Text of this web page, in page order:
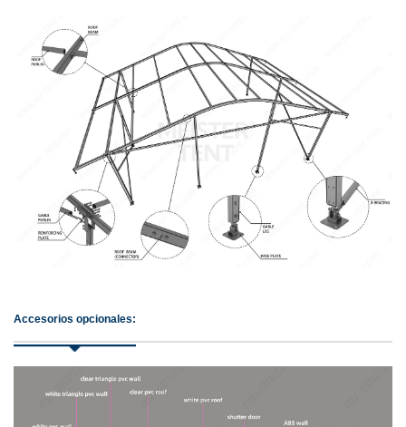
Accesorios opcionales: